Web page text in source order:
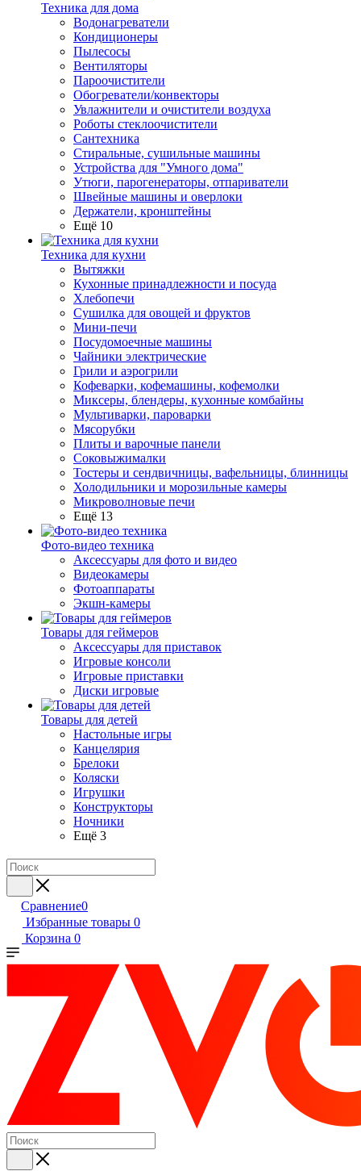
Техника для дома
Водонагреватели
Кондиционеры
Пылесосы
Вентиляторы
Пароочистители
Обогреватели/конвекторы
Увлажнители и очистители воздуха
Роботы стеклоочистители
Сантехника
Стиральные, сушильные машины
Устройства для "Умного дома"
Утюги, парогенераторы, отпариватели
Швейные машины и оверлоки
Держатели, кронштейны
Ещё 10
Техника для кухни
Вытяжки
Кухонные принадлежности и посуда
Хлебопечи
Сушилка для овощей и фруктов
Мини-печи
Посудомоечные машины
Чайники электрические
Грили и аэрогрили
Кофеварки, кофемашины, кофемолки
Миксеры, блендеры, кухонные комбайны
Мультиварки, пароварки
Мясорубки
Плиты и варочные панели
Соковыжималки
Тостеры и сендвичницы, вафельницы, блинницы
Холодильники и морозильные камеры
Микроволновые печи
Ещё 13
Фото-видео техника
Аксессуары для фото и видео
Видеокамеры
Фотоаппараты
Экшн-камеры
Товары для геймеров
Аксессуары для приставок
Игровые консоли
Игровые приставки
Диски игровые
Товары для детей
Настольные игры
Канцелярия
Брелоки
Коляски
Игрушки
Конструкторы
Ночники
Ещё 3
Сравнение0
Избранные товары 0
Корзина 0